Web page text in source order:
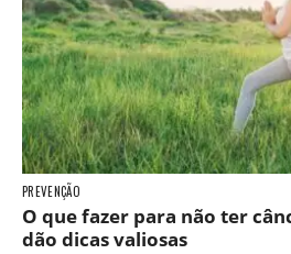
PREVENÇÃO
O que fazer para não ter
dão dicas valiosas